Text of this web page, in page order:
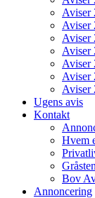
Aviser
Aviser
Aviser
Aviser
Aviser
Aviser
Aviser
Ugens avis
Kontakt
Hvem
Bov
Annoncering